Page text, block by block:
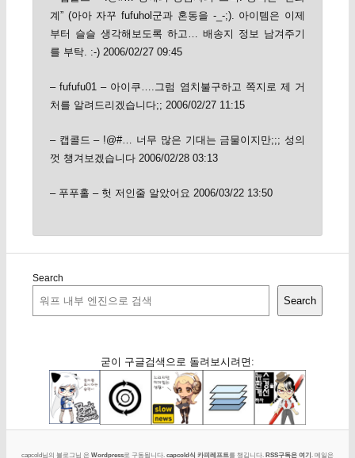
계” (아아 자꾸 fufuhol군과 혼동을 -_-;). 아이템은 이제
부터 슬슬 생각해보도록 하고… 배송지 정보 남겨주기
를 부탁. :-) 2006/02/27 09:45
– fufufu01 – 아이쿠….그럼 염치불구하고 쪽지로 제 거
처를 알려드리겠습니다;; 2006/02/27 11:15
– 캡콜드 – !@#… 너무 많은 기대는 금물이지만;;; 성의
껏 챙겨보겠습니다 2006/02/28 03:13
– 푸푸홀 – 헛 저인줄 알았어요 2006/03/22 13:50
Search
Search
굳이 구글검색으로 돌려보시려면:
capcold님의 블로그님 은 Wordpress로 구동됩니다. capcold식 카피레프트를 챙깁니다. RSS구독은 여기. 메일은